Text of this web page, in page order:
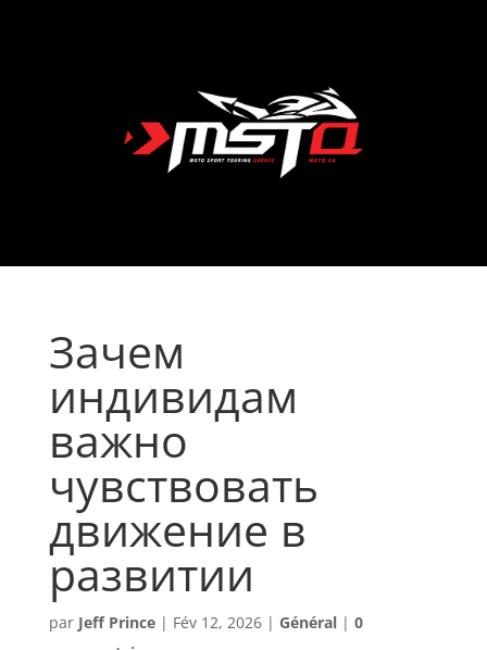
Зачем
индивидам
важно
чувствовать
движение в
развитии
par Jeff Prince| Fév 12, 2026| Général| 0